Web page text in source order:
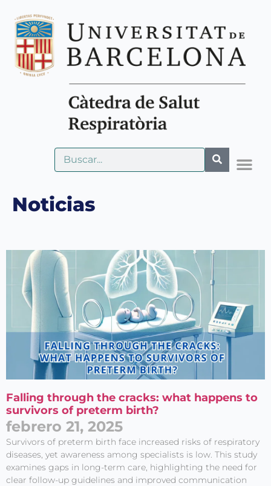
Noticias
Falling through the cracks: what happens to
survivors of preterm birth?
febrero 21, 2025
Survivors of preterm birth face increased risks of respiratory
diseases, yet awareness among specialists is low. This study
examines gaps in long-term care, highlighting the need for
clear follow-up guidelines and improved communication